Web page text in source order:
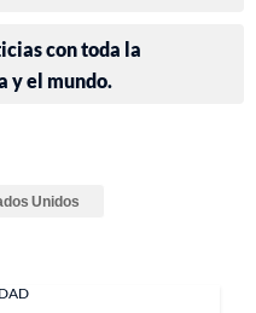
con toda la
y el mundo.
Unidos